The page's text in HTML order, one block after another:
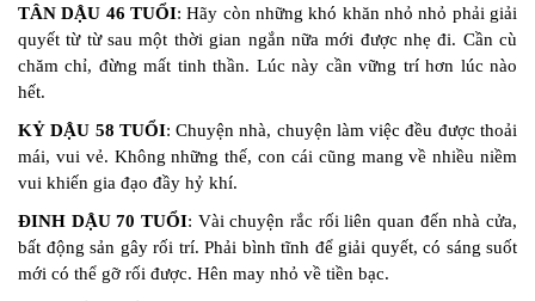
TÂN DẬU 46 TUỔI: Hãy còn những khó khăn nhỏ nhỏ phải giải
quyết từ từ sau một thời gian ngắn nữa mới được nhẹ đi. Cần cù
chăm chỉ, đừng mất tinh thần. Lúc này cần vững trí hơn lúc nào
hết.
KỶ DẬU 58 TUỔI: Chuyện nhà, chuyện làm việc đều được thoải
mái, vui vẻ. Không những thế, con cái cũng mang về nhiều niềm
vui khiến gia đạo đầy hỷ khí.
ĐINH DẬU 70 TUỔI: Vài chuyện rắc rối liên quan đến nhà cửa,
bất động sản gây rối trí. Phải bình tĩnh để giải quyết, có sáng suốt
mới có thể gỡ rối được. Hên may nhỏ về tiền bạc.